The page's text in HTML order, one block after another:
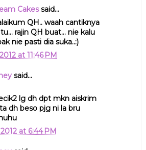
Cakessaid...
QH.. waah cantiknya
rajin QH buat... nie kalu
nie pasti dia suka..:)
at 11:46 PM
said...
lg dh dpt mkn aiskrim
dh beso pjg ni la bru
at 6:44 PM